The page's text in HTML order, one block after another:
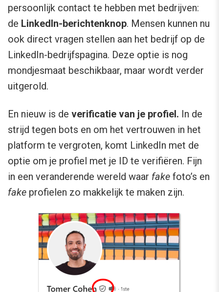
persoonlijk contact te hebben met bedrijven:
de LinkedIn-berichtenknop. Mensen kunnen nu
ook direct vragen stellen aan het bedrijf op de
LinkedIn-bedrijfspagina. Deze optie is nog
mondjesmaat beschikbaar, maar wordt verder
uitgerold.
En nieuw is de verificatie van je profiel. In de
strijd tegen bots en om het vertrouwen in het
platform te vergroten, komt LinkedIn met de
optie om je profiel met je ID te verifiëren. Fijn
in een veranderende wereld waar fake foto’s en
fake profielen zo makkelijk te maken zijn.